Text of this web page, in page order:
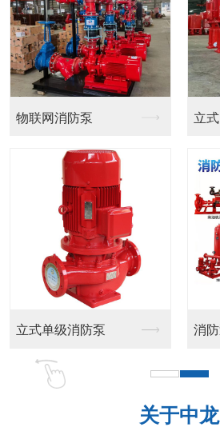
立式单级管道泵
潜水排污泵系列
关于中龙